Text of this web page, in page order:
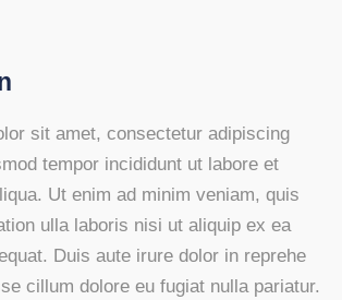
sit amet, consectetur adipiscing
tempor incididunt ut labore et
Ut enim ad minim veniam, quis
ulla laboris nisi ut aliquip ex ea
Duis aute irure dolor in reprehe
cillum dolore eu fugiat nulla pariatur.